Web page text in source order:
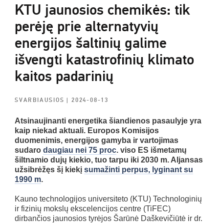
KTU jaunosios chemikės: tik
perėję prie alternatyvių
energijos šaltinių galime
išvengti katastrofinių klimato
kaitos padarinių
SVARBIAUSIOS| 2024-08-13
Atsinaujinanti energetika šiandienos pasaulyje yra
kaip niekad aktuali. Europos Komisijos
duomenimis, energijos gamyba ir vartojimas
sudaro daugiau nei 75 proc. viso ES išmetamų
šiltnamio dujų kiekio, tuo tarpu iki 2030 m. Aljansas
užsibrėžęs šį kiekį sumažinti perpus, lyginant su
1990 m.
Kauno technologijos universiteto (KTU) Technologinių
ir fizinių mokslų ekscelencijos centre (TiFEC)
dirbančios jaunosios tyrėjos Šarūnė Daškevičiūtė ir dr.